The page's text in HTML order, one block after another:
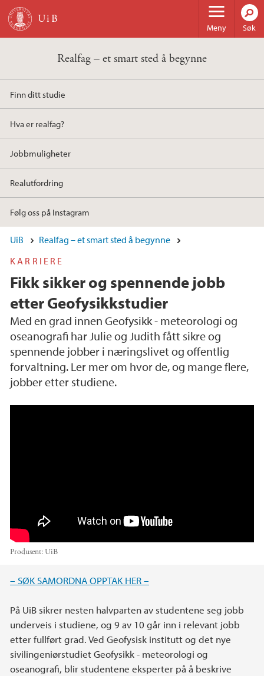
Hopp til hovedinnhold
Meny Søk
Realfag – et smart sted å begynne
Finn ditt studie
Hva er realfag?
Jobbmuligheter
Realutfordring
Følg oss på Instagram
UiB
Realfag – et smart sted å begynne
KARRIERE
Fikk sikker og spennende jobb
etter Geofysikkstudier
Med en grad innen Geofysikk - meteorologi og
oseanografi har Julie og Judith fått sikre og
spennende jobber i næringslivet og offentlig
forvaltning. Ler mer om hvor de, og mange flere,
jobber etter studiene.
Produsent:UiB
Hovedinnhold
– SØK SAMORDNA OPPTAK HER –
På UiB sikrer nesten halvparten av studentene seg jobb
underveis i studiene, og 9 av 10 går inn i relevant jobb
etter fullført grad. Ved Geofysisk institutt og det nye
sivilingeniørstudiet Geofysikk - meteorologi og
oseanografi, blir studentene eksperter på å beskrive